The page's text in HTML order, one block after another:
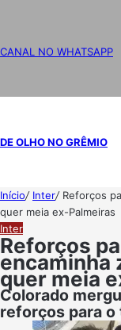
CANAL NO WHATSAPP
DE OLHO NO GRÊMIO
Início/ Inter/ Reforços
quer meia ex-Palmeiras
Inter
Reforços
encaminha
quer meia
Colorado
reforços para o